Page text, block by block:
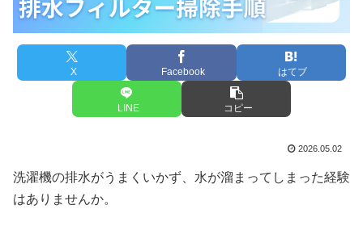
X Facebook はてブ
LINE コピー
2026.05.02
洗濯機の排水がうまくいかず、水が溜まってしまった経験
はありませんか。